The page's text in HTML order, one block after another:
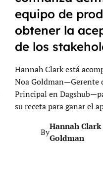
equipo de
obtener la
de los
Hannah Clark está
Noa Goldman—Gerente
Principal en
su receta para ganar el
By
Hannah
Goldman